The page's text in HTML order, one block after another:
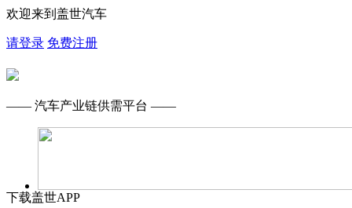
欢迎来到盖世汽车
请登录 免费注册
—— 汽车产业链供需平台 ——
下载盖世APP